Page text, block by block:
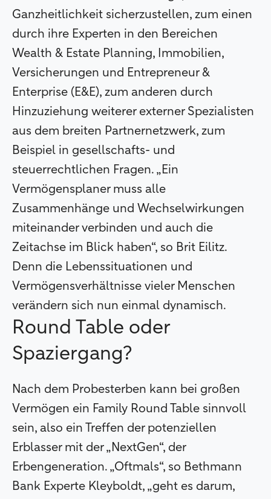
Ganzheitlichkeit sicherzustellen, zum einen
durch ihre Experten in den Bereichen
Wealth & Estate Planning, Immobilien,
Versicherungen und Entrepreneur &
Enterprise (E&E), zum anderen durch
Hinzuziehung weiterer externer Spezialisten
aus dem breiten Partnernetzwerk, zum
Beispiel in gesellschafts- und
steuerrechtlichen Fragen. „Ein
Vermögensplaner muss alle
Zusammenhänge und Wechselwirkungen
miteinander verbinden und auch die
Zeitachse im Blick haben“, so Brit Eilitz.
Denn die Lebenssituationen und
Vermögensverhältnisse vieler Menschen
verändern sich nun einmal dynamisch.
Round Table oder
Spaziergang?
Nach dem Probesterben kann bei großen
Vermögen ein Family Round Table sinnvoll
sein, also ein Treffen der potenziellen
Erblasser mit der „NextGen“, der
Erbengeneration. „Oftmals“, so Bethmann
Bank Experte Kleyboldt, „geht es darum,